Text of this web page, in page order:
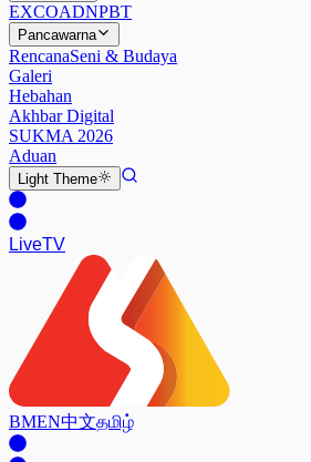
EXCOADNPBT
Pancawarna
RencanaSeni & Budaya
Galeri
Hebahan
Akhbar Digital
SUKMA 2026
Aduan
Light Theme
LiveTV
BMEN中文தமிழ்